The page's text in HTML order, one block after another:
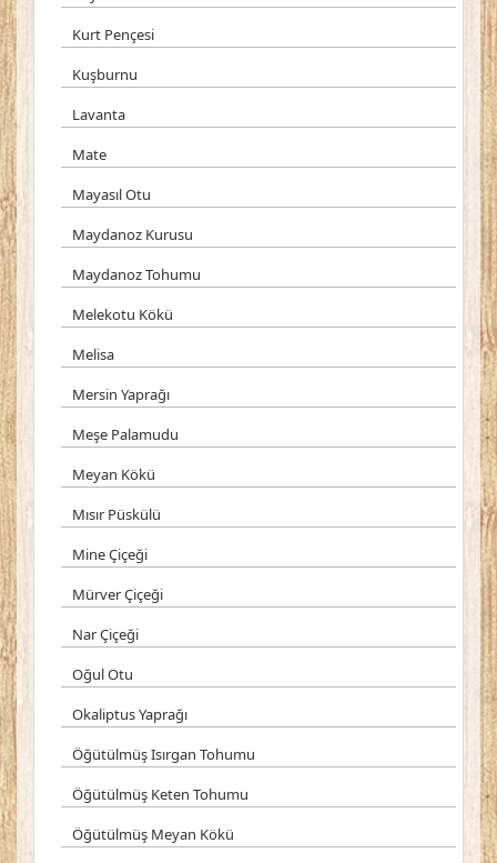
Kurt Pençesi
Kuşburnu
Lavanta
Mate
Mayasıl Otu
Maydanoz Kurusu
Maydanoz Tohumu
Melekotu Kökü
Melisa
Mersin Yaprağı
Meşe Palamudu
Meyan Kökü
Mısır Püskülü
Mine Çiçeği
Mürver Çiçeği
Nar Çiçeği
Oğul Otu
Okaliptus Yaprağı
Öğütülmüş Isırgan Tohumu
Öğütülmüş Keten Tohumu
Öğütülmüş Meyan Kökü